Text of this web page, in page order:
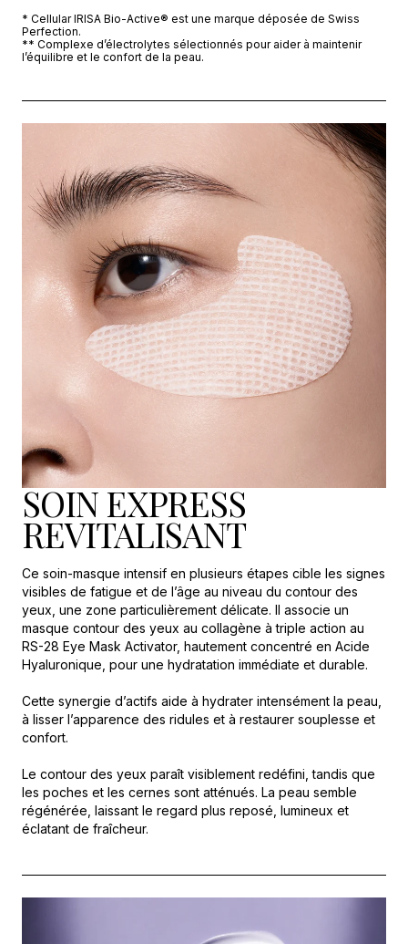
* Cellular IRISA Bio-Active® est une marque déposée de Swiss
Perfection.
** Complexe d’électrolytes sélectionnés pour aider à maintenir
l’équilibre et le confort de la peau.
SOIN EXPRESS
REVITALISANT
Ce soin-masque intensif en plusieurs étapes cible les signes
visibles de fatigue et de l’âge au niveau du contour des
yeux, une zone particulièrement délicate. Il associe un
masque contour des yeux au collagène à triple action au
RS-28 Eye Mask Activator, hautement concentré en Acide
Hyaluronique, pour une hydratation immédiate et durable.
Cette synergie d’actifs aide à hydrater intensément la peau,
à lisser l’apparence des ridules et à restaurer souplesse et
confort.
Le contour des yeux paraît visiblement redéfini, tandis que
les poches et les cernes sont atténués. La peau semble
régénérée, laissant le regard plus reposé, lumineux et
éclatant de fraîcheur.